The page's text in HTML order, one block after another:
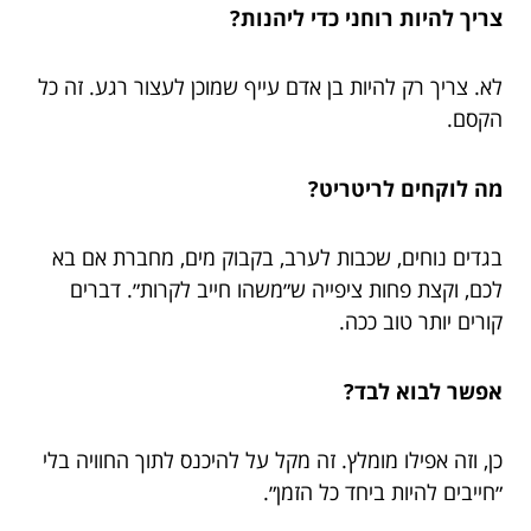
צריך להיות רוחני כדי ליהנות?
לא. צריך רק להיות בן אדם עייף שמוכן לעצור רגע. זה כל
הקסם.
מה לוקחים לריטריט?
בגדים נוחים, שכבות לערב, בקבוק מים, מחברת אם בא
לכם, וקצת פחות ציפייה ש״משהו חייב לקרות״. דברים
קורים יותר טוב ככה.
אפשר לבוא לבד?
כן, וזה אפילו מומלץ. זה מקל על להיכנס לתוך החוויה בלי
״חייבים להיות ביחד כל הזמן״.